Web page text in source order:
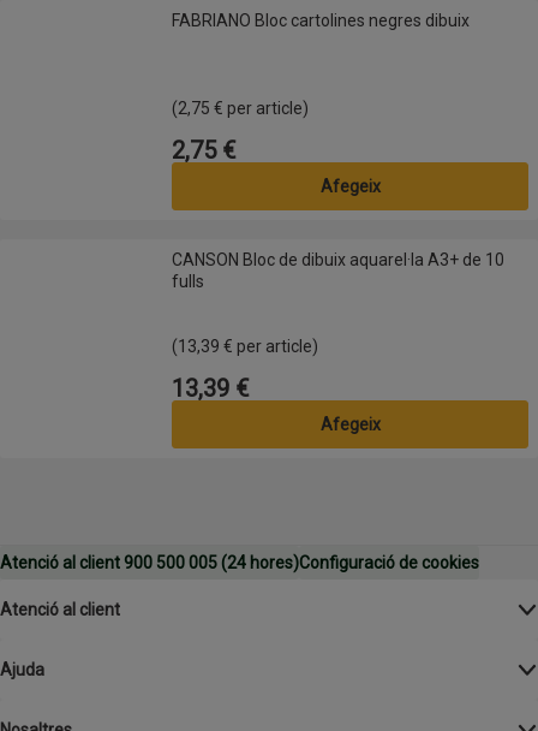
FABRIANO Bloc cartolines negres dibuixFABRIANO Bloc cartolines negres dibuix
(2,75 € per article)
Preu
2,75 €
Afegeix
CANSON Bloc de dibuix aquarel·la A3+ de 10 fulls
CANSON Bloc de dibuix aquarel·la A3+ de 10
fulls
(13,39 € per article)
Preu
13,39 €
Afegeix
Atenció al client 900 500 005 (24 hores)Configuració de cookies
Atenció al client
Ajuda